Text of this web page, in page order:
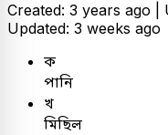
Created: 3 years ago |
Updated: 3 weeks ago
ক
পানি
খ
মিছিল